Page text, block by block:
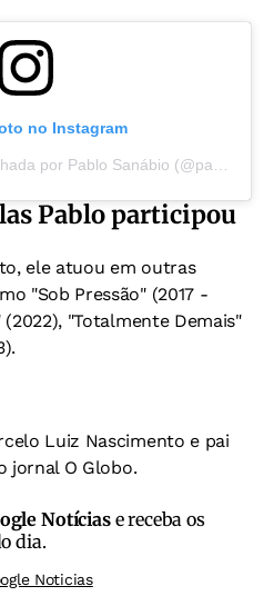
no Instagram
Uma publicação compartilhada por Pablo Sanábio (@pablo_sanabio)
Pablo participou
ele atuou em outras
"Sob Pressão" (2017 -
(2022), "Totalmente Demais"
Luiz Nascimento e pai
jornal O Globo.
Notíciase receba os
dia.
Noticias